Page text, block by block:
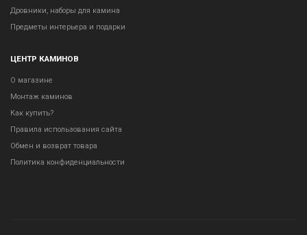
Дровники, наборы для камина
Предметы интерьера и подарки
ЦЕНТР КАМИНОВ
О магазине
Монтаж каминов
Как купить?
Правила использования сайта
Обмен и возврат товара
Политика конфиденциальности